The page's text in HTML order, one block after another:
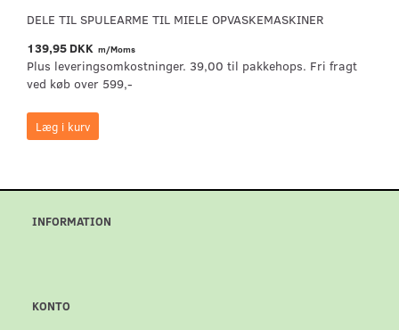
DELE TIL SPULEARME TIL MIELE OPVASKEMASKINER
139,95 DKK m/Moms
Plus leveringsomkostninger. 39,00 til pakkehops. Fri fragt
ved køb over 599,-
Læg i kurv
INFORMATION
KONTO